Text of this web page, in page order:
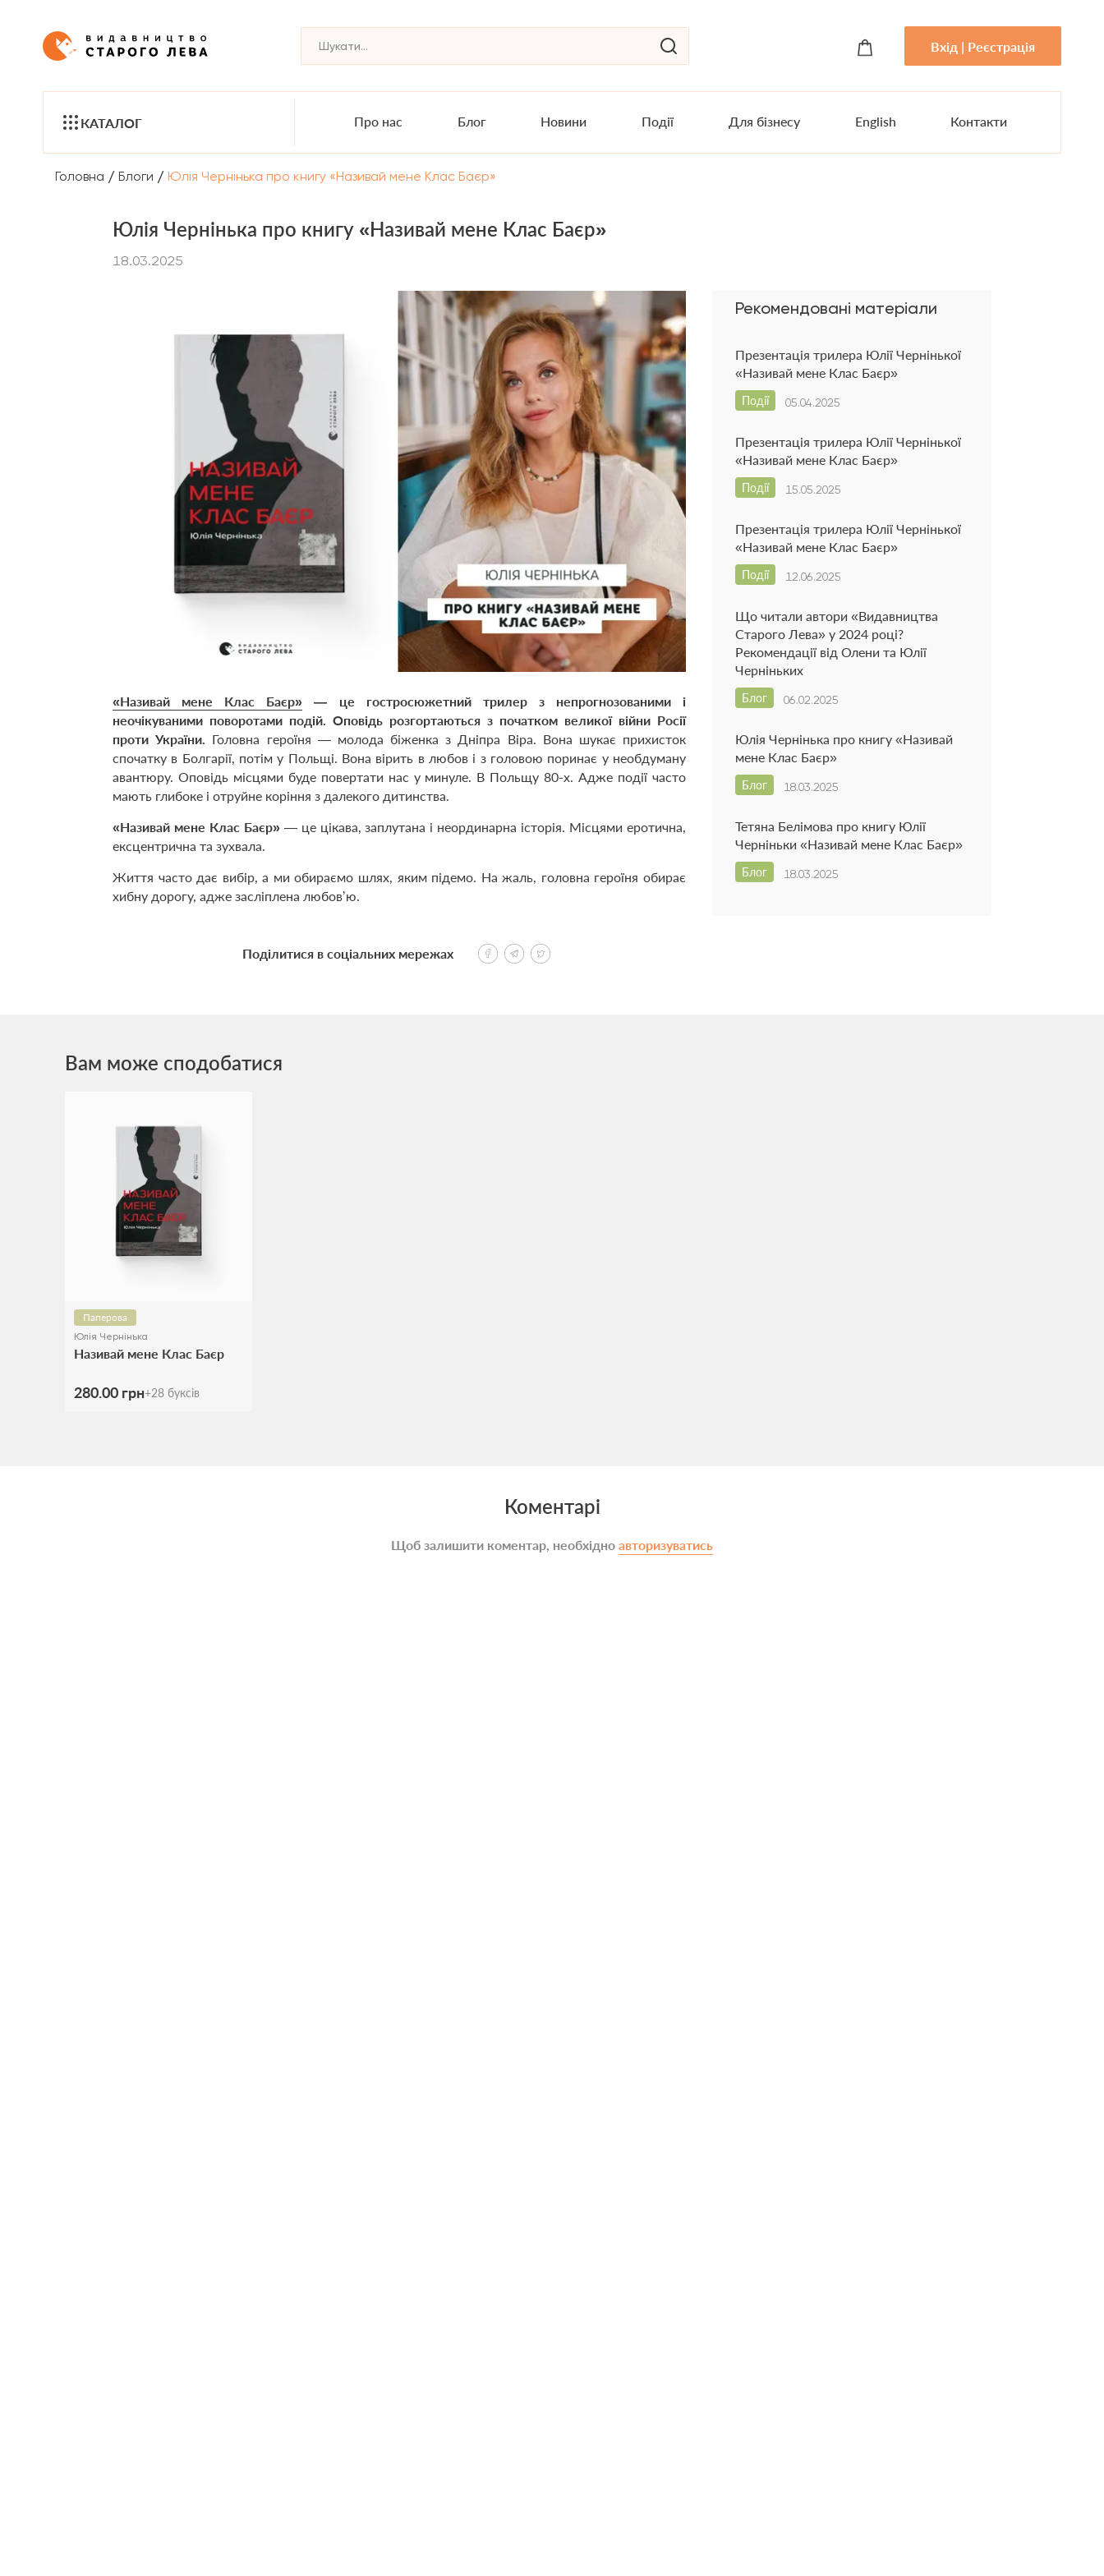
Вхід | Реєстрація
КАТАЛОГ Про нас Блог Новини Події Для бізнесу English Контакти
Головна / Блоги / Юлія Чернінька про книгу «Називай мене Клас Баєр»
Юлія Чернінька про книгу «Називай мене Клас Баєр»
18.03.2025
«Називай мене Клас Баєр» — це гостросюжетний трилер з непрогнозованими і
неочікуваними поворотами подій. Оповідь розгортаються з початком великої війни Росії
проти України. Головна героїня — молода біженка з Дніпра Віра. Вона шукає прихисток
спочатку в Болгарії, потім у Польщі. Вона вірить в любов і з головою поринає у необдуману
авантюру. Оповідь місцями буде повертати нас у минуле. В Польщу 80-х. Адже події часто
мають глибоке і отруйне коріння з далекого дитинства.
«Називай мене Клас Баєр»— це цікава, заплутана і неординарна історія. Місцями еротична,
ексцентрична та зухвала.
Життя часто дає вибір, а ми обираємо шлях, яким підемо. На жаль, головна героїня обирає
хибну дорогу, адже засліплена любовʼю.
Рекомендовані матеріали
Презентація трилера Юлії Чернінької
«Називай мене Клас Баєр»
05.04.2025
Події
Презентація трилера Юлії Чернінької
«Називай мене Клас Баєр»
15.05.2025
Події
Презентація трилера Юлії Чернінької
«Називай мене Клас Баєр»
12.06.2025
Події
Що читали автори «Видавництва
Старого Лева» у 2024 році?
Рекомендації від Олени та Юлії
Черніньких
06.02.2025
Блог
Юлія Чернінька про книгу «Називай
мене Клас Баєр»
18.03.2025
Блог
Тетяна Белімова про книгу Юлії
Черніньки «Називай мене Клас Баєр»
18.03.2025
Блог
Поділитися в соціальних мережах
Вам може сподобатися
Паперова
Юлія Чернінька
Називай мене Клас Баєр
280.00 грн+28 буксів
Коментарі
Щоб залишити коментар, необхідно авторизуватись